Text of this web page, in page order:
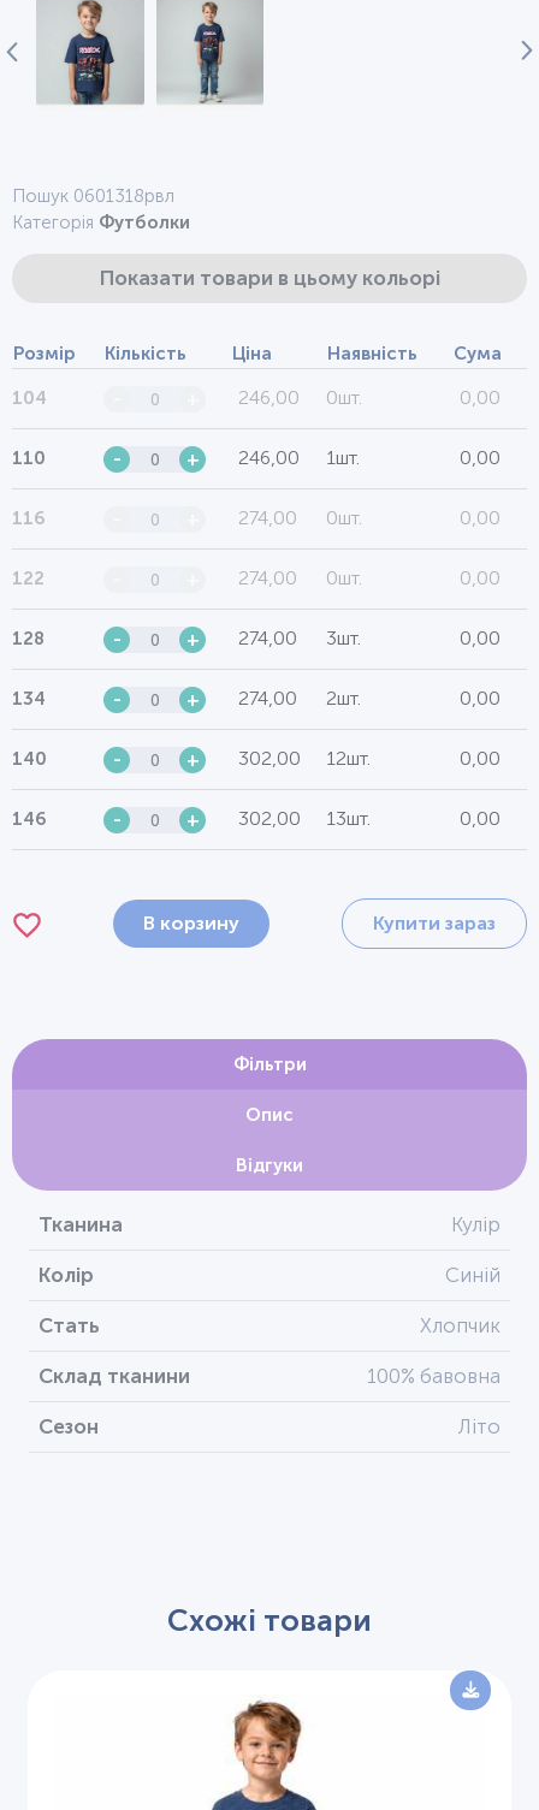
Пошук 0601318рвл
Категорія Футболки
Показати товари в цьому кольорі
Розмір Кількість Ціна Наявність Сума
104 246,00 0шт. 0,00
110 - + 246,00 1шт. 0,00
116 274,00 0шт. 0,00
122 274,00 0шт. 0,00
128 - + 274,00 3шт. 0,00
134 - + 274,00 2шт. 0,00
140 - + 302,00 12шт. 0,00
146 - + 302,00 13шт. 0,00
В корзину Купити зараз
Фільтри
Опис
Відгуки
Тканина Кулір
Колір Синій
Стать Хлопчик
Склад тканини 100% бавовна
Сезон Літо
Схожі товари